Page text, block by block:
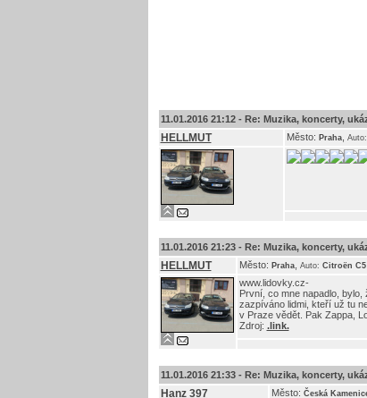
11.01.2016 21:12 - Re: Muzika, koncerty,
HELLMUT Město: Praha, Auto:
11.01.2016 21:23 - Re: Muzika, koncerty,
HELLMUT Město: Praha, Auto: Citroën C5
www.lidovky.cz-
První, co mne napadlo,
zazpíváno lidmi, kteří už tu
v Praze vědět. Pak Zappa,
Zdroj: .link.
11.01.2016 21:33 - Re: Muzika, koncerty,
Hanz 397 Město: Česká